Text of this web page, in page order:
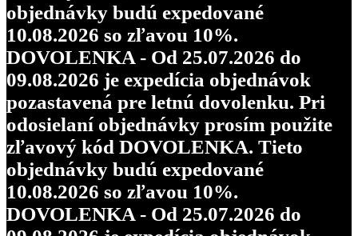
objednávky budú expedované
10.08.2026 so zľavou 10%.
DOVOLENKA - Od 25.07.2026 do
09.08.2026 je expedícia objednávok
pozastavená pre letnú dovolenku. Pri
odosielaní objednávky prosím použite
zľavový kód DOVOLENKA. Tieto
objednávky budú expedované
10.08.2026 so zľavou 10%.
DOVOLENKA - Od 25.07.2026 do